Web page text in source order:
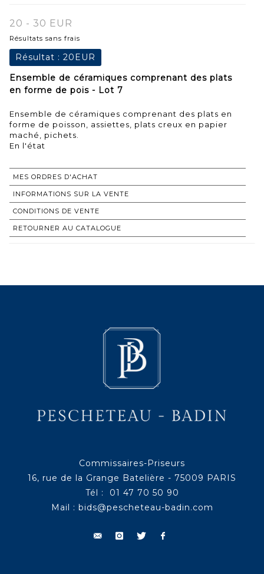
20 - 30 EUR
Résultats sans frais
Résultat : 20EUR
Ensemble de céramiques comprenant des plats
en forme de pois - Lot 7
Ensemble de céramiques comprenant des plats en
forme de poisson, assiettes, plats creux en papier
maché, pichets.
En l'état
MES ORDRES D'ACHAT
INFORMATIONS SUR LA VENTE
CONDITIONS DE VENTE
RETOURNER AU CATALOGUE
Commissaires-Priseurs
16, rue de la Grange Batelière - 75009 PARIS
Tél : 01 47 70 50 90
Mail : bids@pescheteau-badin.com